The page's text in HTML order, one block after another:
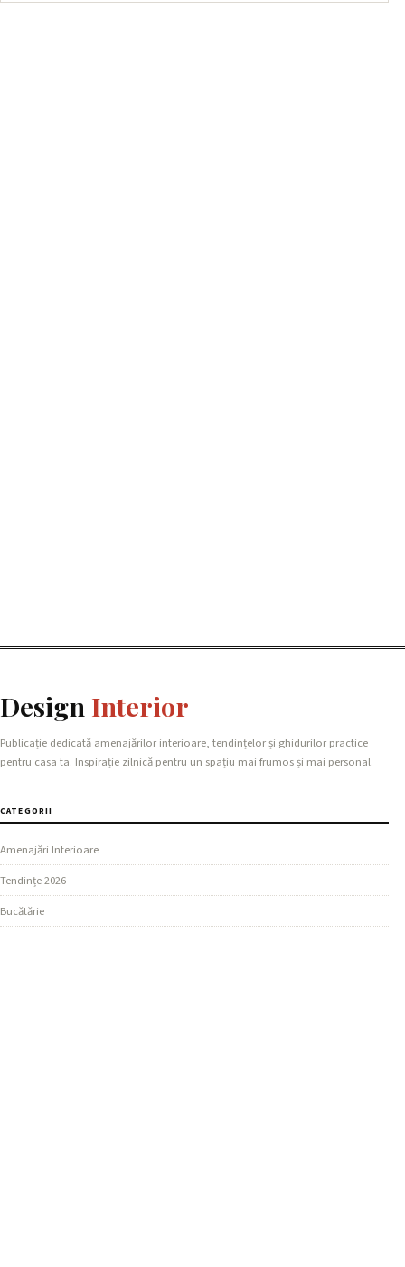
Design Interior
Publicație dedicată amenajărilor interioare, tendințelor și ghidurilor practice
pentru casa ta. Inspirație zilnică pentru un spațiu mai frumos și mai personal.
CATEGORII
Amenajări Interioare
Tendințe 2026
Bucătărie